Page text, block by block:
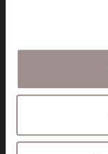
Biblioteca
Centro Culturale